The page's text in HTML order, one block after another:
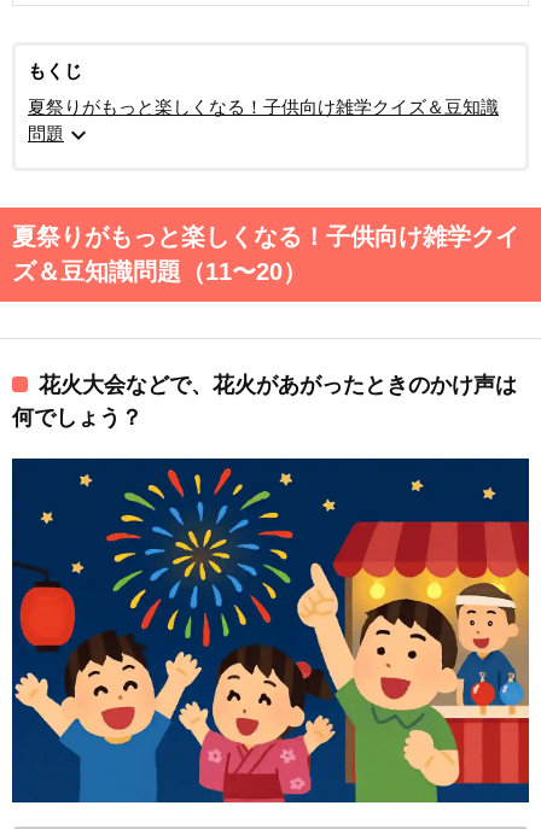
もくじ
夏祭りがもっと楽しくなる！子供向け雑学クイズ＆豆知識
問題 expand_more
夏祭りがもっと楽しくなる！子供向け雑学クイ
ズ＆豆知識問題（11〜20）
花火大会などで、花火があがったときのかけ声は
何でしょう？